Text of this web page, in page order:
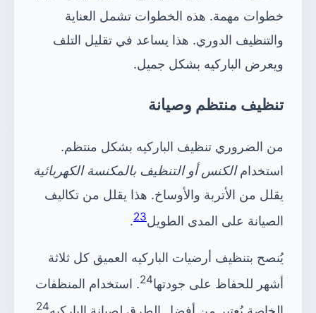
خطوات مهمة. هذه الخطوات تشمل العناية
والتنظيف الدوري. هذا يساعد في تقليل التلف
ويعرض الباركيه بشكل جميل.
تنظيف منتظم وصيانة
من الضروري تنظيف الباركيه بشكل منتظم.
استخدامالكنس أو التنظيف بالمكنسة الكهربائية
يقلل من الأتربة والأوساخ. هذا يقلل من تكاليف
الصيانة على المدى الطويل23
.
يُنصح بتنظيف أرضيات الباركيه العميق كل ثلاثة
أشهر للحفاظ على جودتها24. استخدام المنظفات
24